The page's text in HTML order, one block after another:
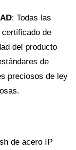
: Todas las
de
del producto
de
preciosos de ley
de acero IP